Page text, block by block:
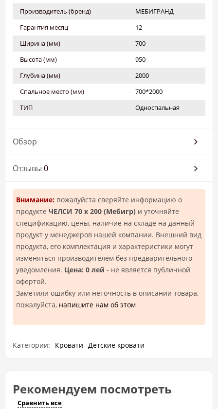
Производитель (бренд)
МЕБИГРАНД
Гарантия месяц
12
Ширина (мм)
700
Высота (мм)
950
Глубина (мм)
2000
Спальное место (мм)
700*2000
ТИП
Односпальная
Обзор
Отзывы 0
Внимание: пожалуйста сверяйте информацию о
продукте ЧЕЛСИ 70 х 200 (Мебигр) и уточняйте
спецификацию, цены, наличие на складе на данный
продукт у менеджеров нашей компании. Внешний вид
продукта, его комплектация и характеристики могут
изменяться производителем без предварительного
уведомления. Цена: 0 лей - не является публичной
офертой.
Заметили ошибку или неточность в описании товара,
пожалуйста, напишите нам об этом
Категории: Кровати Детские кровати
Рекомендуем посмотреть
Сравнить все